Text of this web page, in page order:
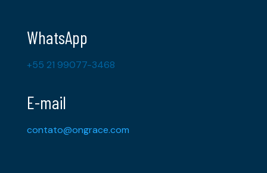
WhatsApp
+55 21 99077-3468
E-mail
contato@ongrace.com